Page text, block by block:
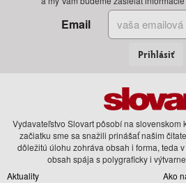
Email
Prihlásiť
Vydavateľstvo Slovart pôsobí na slovenskom
začiatku sme sa snažili prinášať našim
dôležitú úlohu zohráva obsah i forma, teda
obsah spája s polygraficky i
Aktuality
Ako